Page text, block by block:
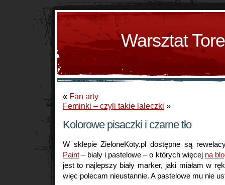
Warsztat
« Fan arty
Feminki – czyli takie laleczki »
Kolorowe pisaczki i czarne tło
W sklepie ZieloneKoty.pl dostępne są
Paint – biały i pastelowe – o których więcej na
jest to najlepszy biały marker, jaki miałam w
więc polecam nieustannie. A pastelowe mu nie